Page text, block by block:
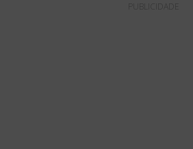
PUBLICIDADE